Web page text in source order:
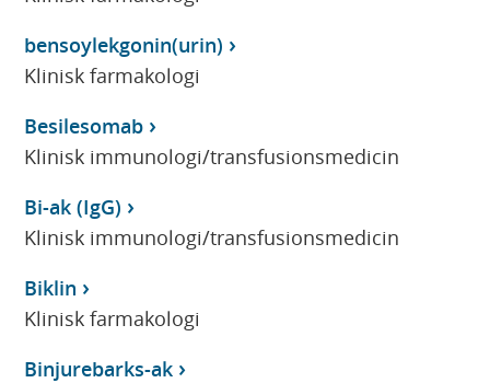
bensoylekgonin(urin)
Klinisk farmakologi
Besilesomab
Klinisk immunologi/transfusionsmedicin
Bi-ak (IgG)
Klinisk immunologi/transfusionsmedicin
Biklin
Klinisk farmakologi
Binjurebarks-ak